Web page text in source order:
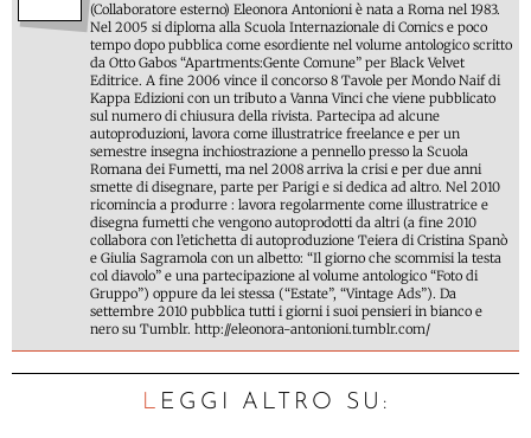
(Collaboratore esterno) Eleonora Antonioni è nata a Roma nel 1983.
Nel 2005 si diploma alla Scuola Internazionale di Comics e poco
tempo dopo pubblica come esordiente nel volume antologico scritto
da Otto Gabos “Apartments:Gente Comune” per Black Velvet
Editrice. A fine 2006 vince il concorso 8 Tavole per Mondo Naif di
Kappa Edizioni con un tributo a Vanna Vinci che viene pubblicato
sul numero di chiusura della rivista. Partecipa ad alcune
autoproduzioni, lavora come illustratrice freelance e per un
semestre insegna inchiostrazione a pennello presso la Scuola
Romana dei Fumetti, ma nel 2008 arriva la crisi e per due anni
smette di disegnare, parte per Parigi e si dedica ad altro. Nel 2010
ricomincia a produrre : lavora regolarmente come illustratrice e
disegna fumetti che vengono autoprodotti da altri (a fine 2010
collabora con l’etichetta di autoproduzione Teiera di Cristina Spanò
e Giulia Sagramola con un albetto: “Il giorno che scommisi la testa
col diavolo” e una partecipazione al volume antologico “Foto di
Gruppo”) oppure da lei stessa (“Estate”, “Vintage Ads”). Da
settembre 2010 pubblica tutti i giorni i suoi pensieri in bianco e
nero su Tumblr. http://eleonora-antonioni.tumblr.com/
LEGGI ALTRO SU: